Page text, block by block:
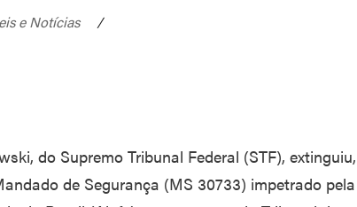
e Notícias /
do Supremo Tribunal Federal (STF), extinguiu,
de Segurança (MS 30733) impetrado pela